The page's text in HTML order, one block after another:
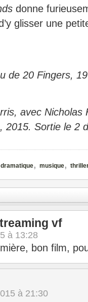
donne
glisser une
de 20 Fingers,
avec
Sortie le 2
, musique,
vf
à 13:28
bon film,
à 21:30